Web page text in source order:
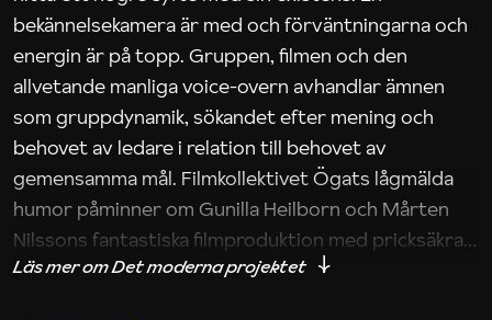
bekännelsekamera är med och förväntningarna och
energin är på topp. Gruppen, filmen och den
allvetande manliga voice-overn avhandlar ämnen
som gruppdynamik, sökandet efter mening och
behovet av ledare i relation till behovet av
gemensamma mål. Filmkollektivet Ögats lågmälda
humor påminner om Gunilla Heilborn och Mårten
Nilssons fantastiska filmproduktion med pricksäkra
iakttagelser om hur svårt det kan vara att omsätta